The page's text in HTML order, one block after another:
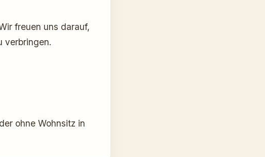
freuen uns darauf,
verbringen.
ohne Wohnsitz in